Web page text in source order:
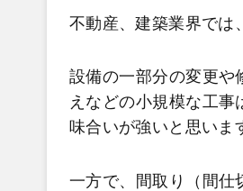
不動産、建築業界では
設備の一部分の変更や
えなどの小規模な工
味合いが強いと思いま
一方で、間取り（間仕